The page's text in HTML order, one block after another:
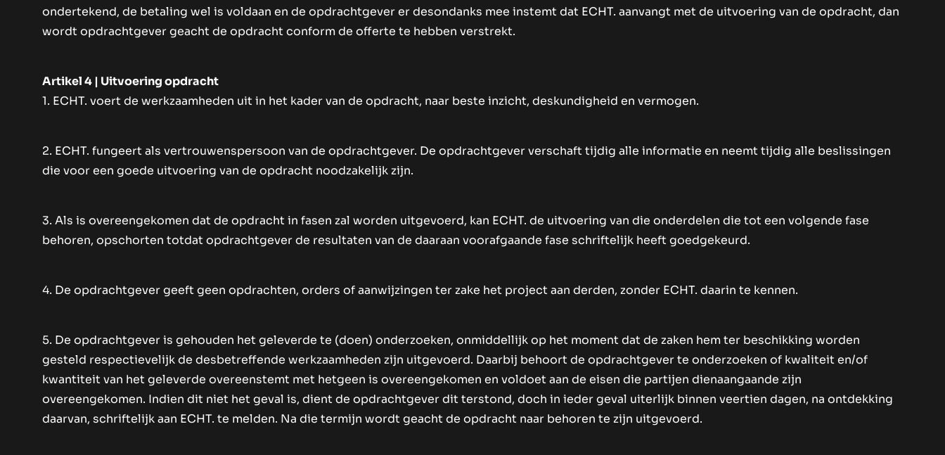
ondertekend, de betaling wel is voldaan en de opdrachtgever er desondanks mee instemt dat ECHT. aanvangt met de uitvoering van de opdracht, dan
wordt opdrachtgever geacht de opdracht conform de offerte te hebben verstrekt.
Artikel 4 | Uitvoering opdracht
1. ECHT. voert de werkzaamheden uit in het kader van de opdracht, naar beste inzicht, deskundigheid en vermogen.
2. ECHT. fungeert als vertrouwenspersoon van de opdrachtgever. De opdrachtgever verschaft tijdig alle informatie en neemt tijdig alle beslissingen
die voor een goede uitvoering van de opdracht noodzakelijk zijn.
3. Als is overeengekomen dat de opdracht in fasen zal worden uitgevoerd, kan ECHT. de uitvoering van die onderdelen die tot een volgende fase
behoren, opschorten totdat opdrachtgever de resultaten van de daaraan voorafgaande fase schriftelijk heeft goedgekeurd.
4. De opdrachtgever geeft geen opdrachten, orders of aanwijzingen ter zake het project aan derden, zonder ECHT. daarin te kennen.
5. De opdrachtgever is gehouden het geleverde te (doen) onderzoeken, onmiddellijk op het moment dat de zaken hem ter beschikking worden
gesteld respectievelijk de desbetreffende werkzaamheden zijn uitgevoerd. Daarbij behoort de opdrachtgever te onderzoeken of kwaliteit en/of
kwantiteit van het geleverde overeenstemt met hetgeen is overeengekomen en voldoet aan de eisen die partijen dienaangaande zijn
overeengekomen. Indien dit niet het geval is, dient de opdrachtgever dit terstond, doch in ieder geval uiterlijk binnen veertien dagen, na ontdekking
daarvan, schriftelijk aan ECHT. te melden. Na die termijn wordt geacht de opdracht naar behoren te zijn uitgevoerd.